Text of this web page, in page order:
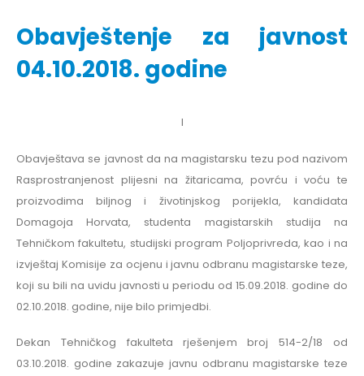
Obavještenje za javnost
04.10.2018. godine
I
Obavještava se javnost da na magistarsku tezu pod nazivom
Rasprostranjenost plijesni na žitaricama, povrću i voću te
proizvodima biljnog i životinjskog porijekla, kandidata
Domagoja Horvata, studenta magistarskih studija na
Tehničkom fakultetu, studijski program Poljoprivreda, kao i na
izvještaj Komisije za ocjenu i javnu odbranu magistarske teze,
koji su bili na uvidu javnosti u periodu od 15.09.2018. godine do
02.10.2018. godine, nije bilo primjedbi.
Dekan Tehničkog fakulteta rješenjem broj 514-2/18 od
03.10.2018. godine zakazuje javnu odbranu magistarske teze